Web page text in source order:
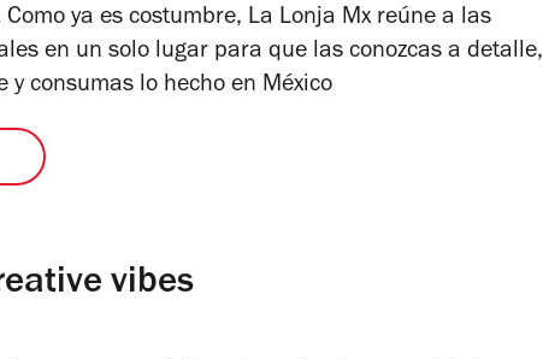
ya es costumbre, La Lonja Mx reúne a las
en un solo lugar para que las conozcas a detalle,
y consumas lo hecho en México
vibes